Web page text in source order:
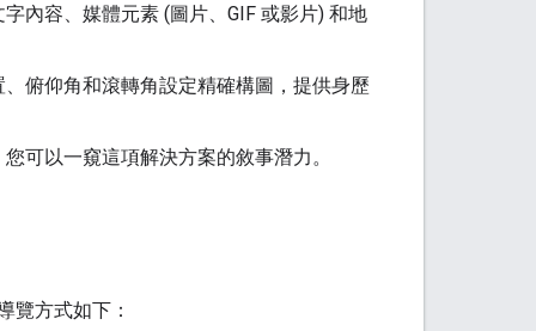
內容、媒體元素 (圖片、GIF 或影片) 和地
俯仰角和滾轉角設定精確構圖，提供身歷
可以一窺這項解決方案的敘事潛力。
覽方式如下：